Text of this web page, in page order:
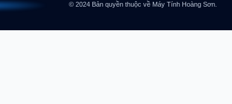
© 2024 Bản quyền thuộc về Máy Tính Hoàng Sơn.